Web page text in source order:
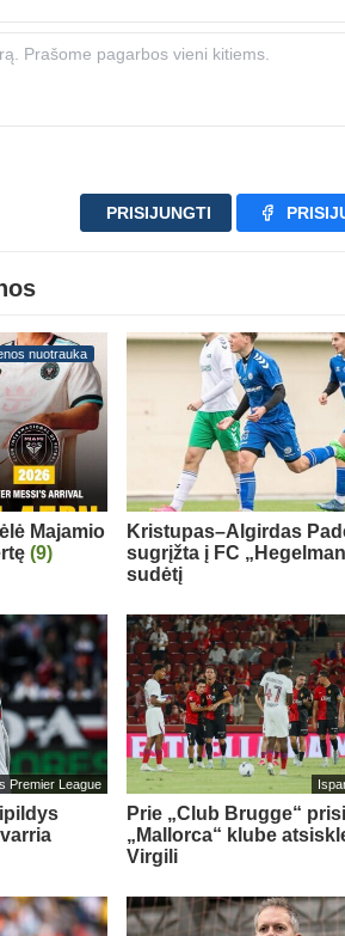
PRISIJUNGTI
nuotrauka
Majamio
(9)
Kristupas–Algirdas
sugrįžta į FC
sudėtį
Premier League
Prie „Club Brugge“
„Mallorca“ klube
Virgili